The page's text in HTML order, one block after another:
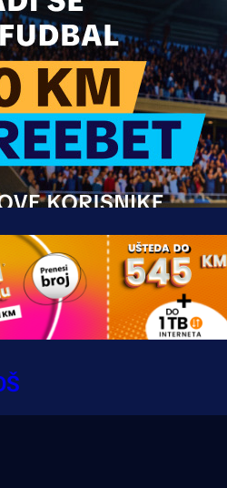
kvalifikacije za
i preuzmi